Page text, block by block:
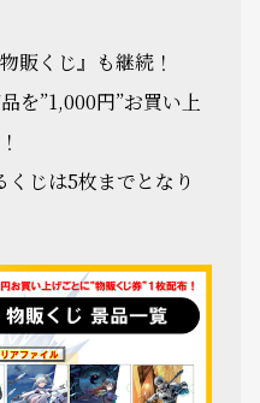
販くじ』も継続！
を”1,000円”お買い上
くじは5枚までとなり